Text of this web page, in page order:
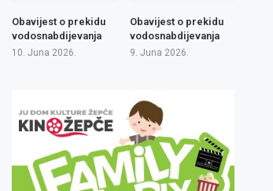
Obavijest o prekidu
vodosnabdijevanja
10. Juna 2026.
Obavijest o prekidu
vodosnabdijevanja
9. Juna 2026.